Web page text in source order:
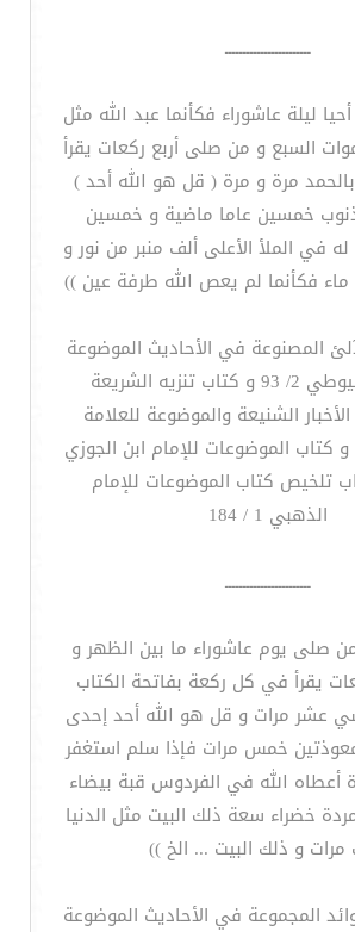
ــــــــــــــــــــــــ
ليلة عاشوراء فكأنما عبد الله مثل
السبع و من صلى أربع ركعات يقرأ
مرة و مرة ( قل هو الله أحد )
ذنوب خمسين عاما ماضية و خمسين
في الملأ الأعلى ألف منبر من نور و
فكأنما لم يعص الله طرفة عين ))
المصنوعة في الأحاديث الموضوعة
للعلامة السيوطي 2/ 93 و كتاب تنزيه الشريعة
الشنيعة والموضوعة للعلامة
الكناني 2 / 150 و كتاب الموضوعات للإمام ابن الجوزي
كتاب تلخيص كتاب الموضوعات للإمام
الذهبي 1 / 184
ــــــــــــــــــــــــ
صلى يوم عاشوراء ما بين الظهر و
يقرأ في كل ركعة بفاتحة الكتاب
عشر مرات و قل هو الله أحد إحدى
خمس مرات فإذا سلم استغفر
أعطاه الله في الفردوس قبة بيضاء
خضراء سعة ذلك البيت مثل الدنيا
مرات و ذلك البيت ... الخ ))
المجموعة في الأحاديث الموضوعة